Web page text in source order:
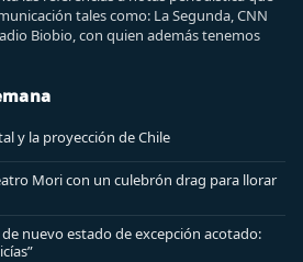
tales como: La Segunda, CNN
Biobio, con quien además tenemos
y la proyección de Chile
Mori con un culebrón drag para llorar
nuevo estado de excepción acotado: